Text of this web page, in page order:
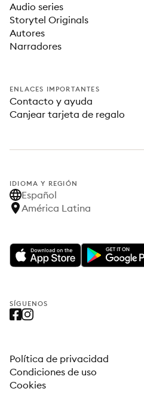
Audio series
Storytel Originals
Autores
Narradores
ENLACES IMPORTANTES
Contacto y ayuda
Canjear tarjeta de regalo
IDIOMA Y REGIÓN
Español
América Latina
SÍGUENOS
Política de privacidad
Condiciones de uso
Cookies